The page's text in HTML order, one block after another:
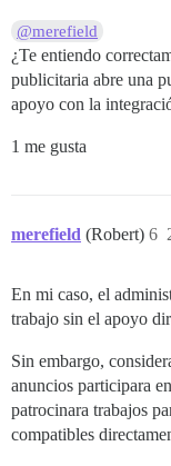
@merefield
¿Te entiendo
publicitaria abre una
apoyo con la
1 me gusta
merefield (Robert) 6
En mi caso, el
trabajo sin el apoyo
Sin embargo,
anuncios participara
patrocinara trabajos
compatibles